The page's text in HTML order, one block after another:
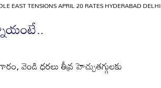
EAST TENSIONS APRIL 20 RATES HYDERABAD DELHI
వెండి ధరలు తీవ్ర హెచ్చుతగ్గులకు